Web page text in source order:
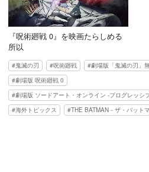
『呪術廻戦 0』を映画たらしめる
所以
鬼滅の刃 呪術廻戦 劇場版「鬼滅の刃」
劇場版 呪術廻戦 0
劇場版 ソードアート・オンライン -プログレッシ
海外トピックス
THE BATMAN－ザ・バット